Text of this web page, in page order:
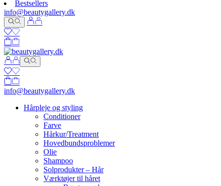
Bestsellers
info@beautygallery.dk
info@beautygallery.dk
Hårpleje og styling
Conditioner
Farve
Hårkur/Treatment
Hovedbundsproblemer
Olie
Shampoo
Solprodukter – Hår
Værktøjer til håret